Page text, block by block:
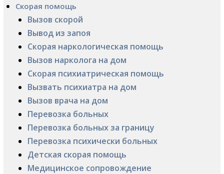
Скорая помощь
Вызов скорой
Вывод из запоя
Скорая наркологическая помощь
Вызов нарколога на дом
Скорая психиатрическая помощь
Вызвать психиатра на дом
Вызов врача на дом
Перевозка больных
Перевозка больных за границу
Перевозка психически больных
Детская скорая помощь
Медицинское сопровождение